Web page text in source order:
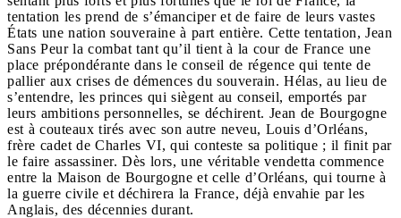
tentation les prend de s’émanciper et de faire de leurs vastes
États une nation souveraine à part entière. Cette tentation, Jean
Sans Peur la combat tant qu’il tient à la cour de France une
place prépondérante dans le conseil de régence qui tente de
pallier aux crises de démences du souverain. Hélas, au lieu de
s’entendre, les princes qui siègent au conseil, emportés par
leurs ambitions personnelles, se déchirent. Jean de Bourgogne
est à couteaux tirés avec son autre neveu, Louis d’Orléans,
frère cadet de Charles VI, qui conteste sa politique ; il finit par
le faire assassiner. Dès lors, une véritable vendetta commence
entre la Maison de Bourgogne et celle d’Orléans, qui tourne à
la guerre civile et déchirera la France, déjà envahie par les
Anglais, des décennies durant.